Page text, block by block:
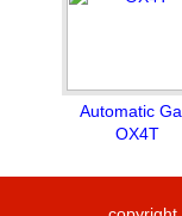
Automatic
OX4T